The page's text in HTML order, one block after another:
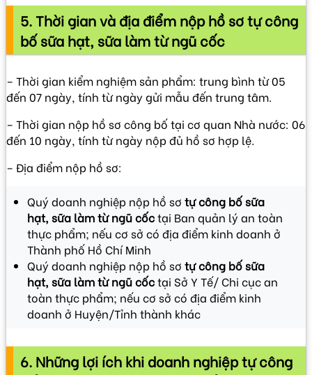
5. Thời gian và địa điểm nộp hồ sơ tự công
bố sữa hạt, sữa làm từ ngũ cốc
– Thời gian kiểm nghiệm sản phẩm: trung bình từ 05
đến 07 ngày, tính từ ngày gửi mẫu đến trung tâm.
– Thời gian nộp hồ sơ công bố tại cơ quan Nhà nước: 06
đến 10 ngày, tính từ ngày nộp đủ hồ sơ hợp lệ.
– Địa điểm nộp hồ sơ:
Quý doanh nghiệp nộp hồ sơ tự công bố sữa
hạt, sữa làm từ ngũ cốctại Ban quản lý an toàn
thực phẩm; nếu cơ sở có địa điểm kinh doanh ở
Thành phố Hồ Chí Minh
Quý doanh nghiệp nộp hồ sơ tự công bố sữa
hạt, sữa làm từ ngũ cốctại Sở Y Tế/ Chi cục an
toàn thực phẩm; nếu cơ sở có địa điểm kinh
doanh ở Huyện/Tỉnh thành khác
6. Những lợi ích khi doanh nghiệp tự công